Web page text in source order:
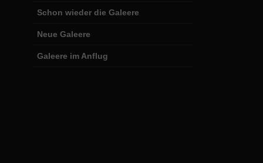
Schon wieder die Galeere
Neue Galeere
Galeere im Anflug